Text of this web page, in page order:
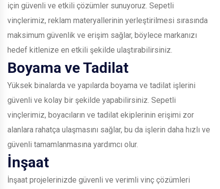
için güvenli ve etkili çözümler sunuyoruz. Sepetli
vinçlerimiz, reklam materyallerinin yerleştirilmesi sırasında
maksimum güvenlik ve erişim sağlar, böylece markanızı
hedef kitlenize en etkili şekilde ulaştırabilirsiniz.
Boyama ve Tadilat
Yüksek binalarda ve yapılarda boyama ve tadilat işlerini
güvenli ve kolay bir şekilde yapabilirsiniz. Sepetli
vinçlerimiz, boyacıların ve tadilat ekiplerinin erişimi zor
alanlara rahatça ulaşmasını sağlar, bu da işlerin daha hızlı ve
güvenli tamamlanmasına yardımcı olur.
İnşaat
İnşaat projelerinizde güvenli ve verimli vinç çözümleri